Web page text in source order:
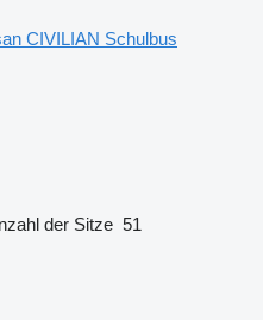
CIVILIAN Schulbus
der Sitze 51